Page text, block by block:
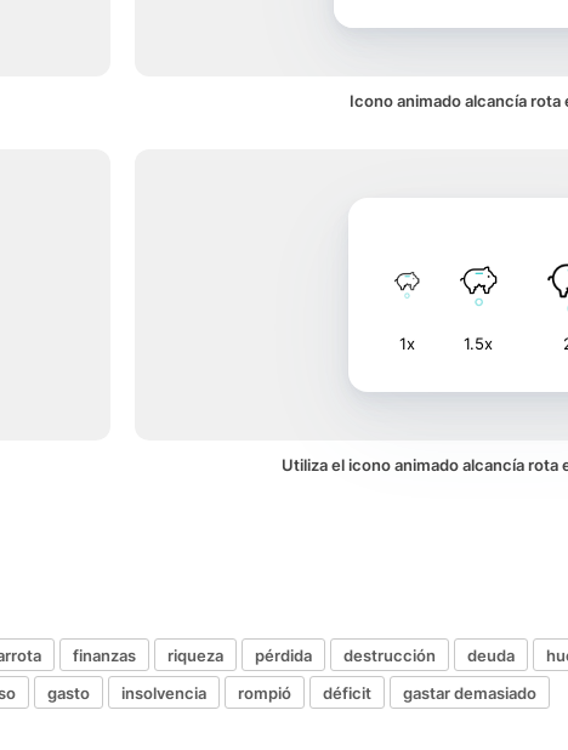
Icono animado alcancía rota
1x 1.5x
Utiliza el icono animado alcancía rota
finanzas riqueza pérdida destrucción deuda
gasto insolvencia rompió déficit gastar demasiado